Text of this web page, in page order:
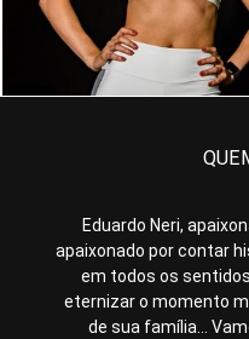
Eduardo Neri,
apaixonado por contar
em todos os
eternizar o momento
de sua família...